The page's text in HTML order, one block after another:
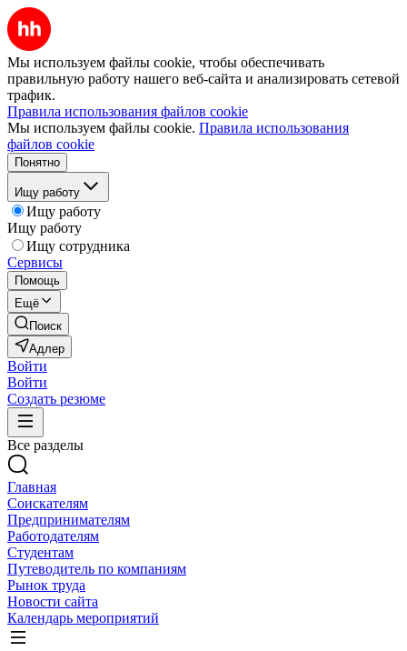
Мы используем файлы cookie, чтобы обеспечивать
правильную работу нашего веб-сайта и анализировать сетевой
трафик.
Правила использования файлов cookie
Мы используем файлы cookie. Правила использования
файлов cookie
Понятно
Ищу работу
Ищу работу
Ищу работу
Ищу сотрудника
Сервисы
Помощь
Ещё
Поиск
Адлер
Войти
Войти
Создать резюме
Все разделы
Главная
Соискателям
Предпринимателям
Работодателям
Студентам
Путеводитель по компаниям
Рынок труда
Новости сайта
Календарь мероприятий